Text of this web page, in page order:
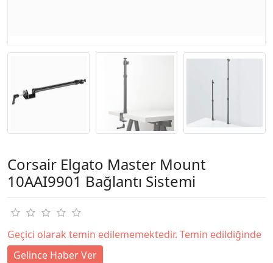
Corsair Elgato Master Mount
10AAI9901 Bağlantı Sistemi
Geçici olarak temin edilememektedir. Temin edildiğinde
Gelince Haber Ver